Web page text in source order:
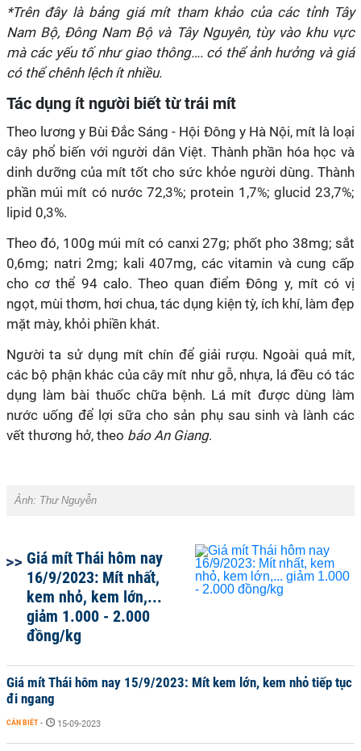
*Trên đây là bảng giá mít tham khảo của các tỉnh Tây
Nam Bộ, Đông Nam Bộ và Tây Nguyên, tùy vào khu vực
mà các yếu tố như giao thông…. có thể ảnh hưởng và giá
có thể chênh lệch ít nhiều.
Tác dụng ít người biết từ trái mít
Theo lương y Bùi Đắc Sáng - Hội Đông y Hà Nội, mít là loại
cây phổ biến với người dân Việt. Thành phần hóa học và
dinh dưỡng của mít tốt cho sức khỏe người dùng. Thành
phần múi mít có nước 72,3%; protein 1,7%; glucid 23,7%;
lipid 0,3%.
Theo đó, 100g múi mít có canxi 27g; phốt pho 38mg; sắt
0,6mg; natri 2mg; kali 407mg, các vitamin và cung cấp
cho cơ thể 94 calo. Theo quan điểm Đông y, mít có vị
ngọt, mùi thơm, hơi chua, tác dụng kiện tỳ, ích khí, làm đẹp
mặt mày, khỏi phiền khát.
Người ta sử dụng mít chín để giải rượu. Ngoài quả mít,
các bộ phận khác của cây mít như gỗ, nhựa, lá đều có tác
dụng làm bài thuốc chữa bệnh. Lá mít được dùng làm
nước uống để lợi sữa cho sản phụ sau sinh và lành các
vết thương hở, theo báo An Giang.
Ảnh: Thư Nguyễn
Giá mít Thái hôm nay
16/9/2023: Mít nhất,
kem nhỏ, kem lớn,...
giảm 1.000 - 2.000
đồng/kg
Giá mít Thái hôm nay 15/9/2023: Mít kem lớn, kem nhỏ tiếp tục
đi ngang
CẦN BIẾT - 15-09-2023